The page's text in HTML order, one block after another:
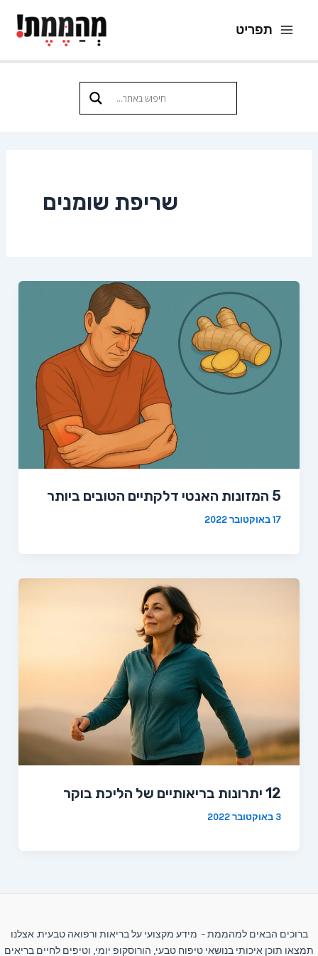
לתוכן
תפריט
שריפת שומנים
5 המזונות האנטי דלקתיים הטובים ביותר
17 באוקטובר 2022
12 יתרונות בריאותיים של הליכת בוקר
3 באוקטובר 2022
ברוכים הבאים למהממת - מידע מקצועי על בריאות ורפואה טבעית. אצלנו
תמצאו תוכן איכותי בנושאי טיפוח טבעי, הורוסקופ יומי, וטיפים לחיים בריאים